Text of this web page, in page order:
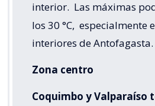
interior. Las máximas
los 30 °C, especialmente
interiores de Antofagasta.
Zona centro
Coquimbo y Valparaíso